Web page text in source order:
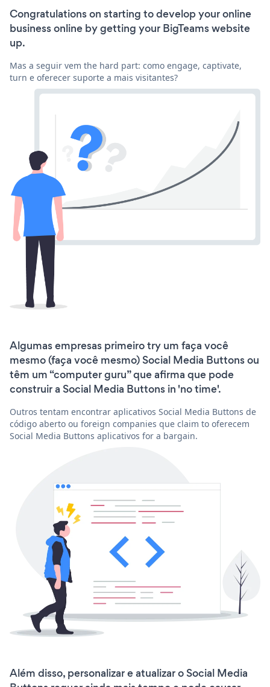
Congratulations on starting to develop your online
business online by getting your BigTeams website
up.
Mas a seguir vem the hard part: como engage, captivate,
turn e oferecer suporte a mais visitantes?
Algumas empresas primeiro try um faça você
mesmo (faça você mesmo) Social Media Buttons ou
têm um “computer guru” que afirma que pode
construir a Social Media Buttons in 'no time'.
Outros tentam encontrar aplicativos Social Media Buttons de
código aberto ou foreign companies que claim to oferecem
Social Media Buttons aplicativos for a bargain.
Além disso, personalizar e atualizar o Social Media